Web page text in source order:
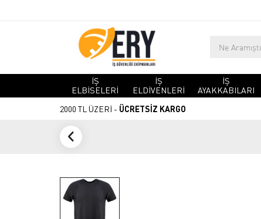
İŞ
ELBİSELERİ
İŞ
ELDİVENLERİ
İŞ
AYAKKABILARI
2000 TL ÜZERİ - ÜCRETSİZ KARGO